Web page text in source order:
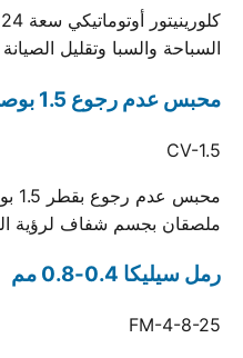
السباحة والسبا وتقليل الصيانة
محبس عدم رجوع 1.5 بوصة
CV-1.5
ملصقان بجسم شفاف لرؤية
رمل سيليكا 0.4-0.8 مم
FM-4-8-25